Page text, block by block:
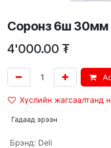
Соронз 6ш 30мм
4'000.00 ₮
Хүслийн жагсаалтанд
Гадаад эрээн
Брэнд: Deli